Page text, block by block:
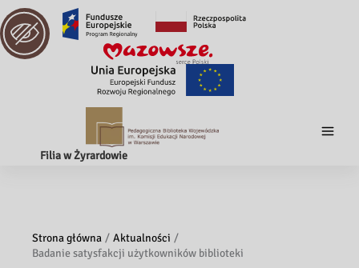
Filia w Żyrardowie
Strona główna
Aktualności
Badanie satysfakcji użytkowników biblioteki